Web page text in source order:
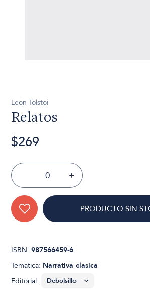
León Tolstoi
Relatos
$269
- +
PRODUCTO SIN
ISBN:987566459-6
Temática: Narrativa clasica
Editorial: